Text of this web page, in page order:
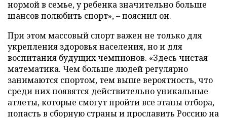
нормой в семье, у ребенка значительно больше
шансов полюбить спорт», – пояснил он.
При этом массовый спорт важен не только для
укрепления здоровья населения, но и для
воспитания будущих чемпионов. «Здесь чистая
математика. Чем больше людей регулярно
занимаются спортом, тем выше вероятность, что
среди них появятся действительно уникальные
атлеты, которые смогут пройти все этапы отбора,
попасть в сборную страны и прославить Россию на